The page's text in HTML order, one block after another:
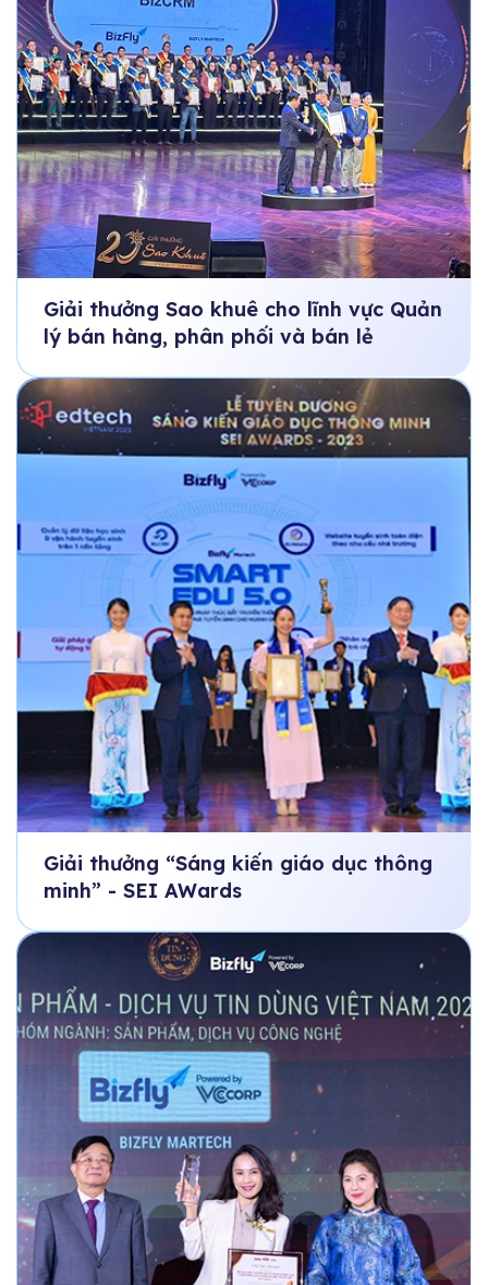
Giải thưởng Sao khuê cho lĩnh vực Quản
lý bán hàng, phân phối và bán lẻ
Giải thưởng “Sáng kiến giáo dục thông
minh” - SEI AWards